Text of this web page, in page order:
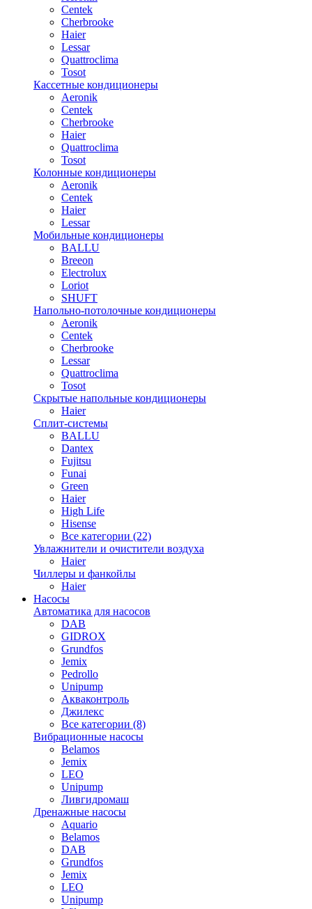
Centek
Cherbrooke
Haier
Lessar
Quattroclima
Tosot
Кассетные кондиционеры
Aeronik
Centek
Cherbrooke
Haier
Quattroclima
Tosot
Колонные кондиционеры
Aeronik
Centek
Haier
Lessar
Мобильные кондиционеры
BALLU
Breeon
Electrolux
Loriot
SHUFT
Напольно-потолочные кондиционеры
Aeronik
Centek
Cherbrooke
Lessar
Quattroclima
Tosot
Скрытые напольные кондиционеры
Haier
Сплит-системы
BALLU
Dantex
Fujitsu
Funai
Green
Haier
High Life
Hisense
Все категории (22)
Увлажнители и очистители воздуха
Haier
Чиллеры и фанкойлы
Haier
Насосы
Автоматика для насосов
DAB
GIDROX
Grundfos
Jemix
Pedrollo
Unipump
Акваконтроль
Джилекс
Все категории (8)
Вибрационные насосы
Belamos
Jemix
LEO
Unipump
Ливгидромаш
Дренажные насосы
Aquario
Belamos
DAB
Grundfos
Jemix
LEO
Unipump